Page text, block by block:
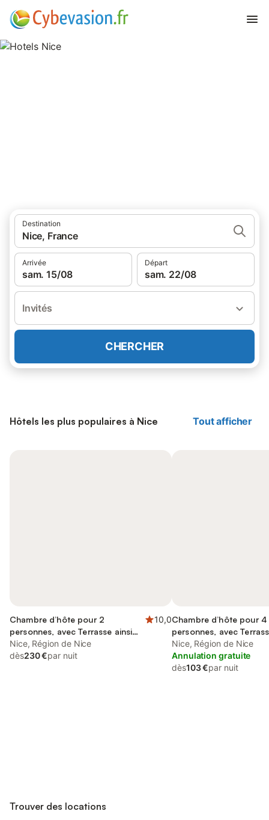
Destination
Nice, France
Arrivée
sam. 15/08
Départ
sam. 22/08
Invités
CHERCHER
Hôtels les plus populaires à Nice Tout afficher
Chambre d’hôte pour 2
personnes, avec Terrasse ainsi
que Jardin et Piscine
10,0
Nice, Région de Nice
dès230 €par nuit
Chambre d’hôte pour 4
personnes, avec
que Jardin et Piscine
Nice, Région de Nice
Annulation gratuite
dès103 €par nuit
Trouver des locations